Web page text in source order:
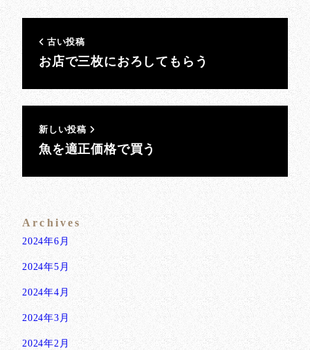
古い投稿
お店で三枚におろしてもらう
新しい投稿
魚を適正価格で買う
Archives
2024年6月
2024年5月
2024年4月
2024年3月
2024年2月